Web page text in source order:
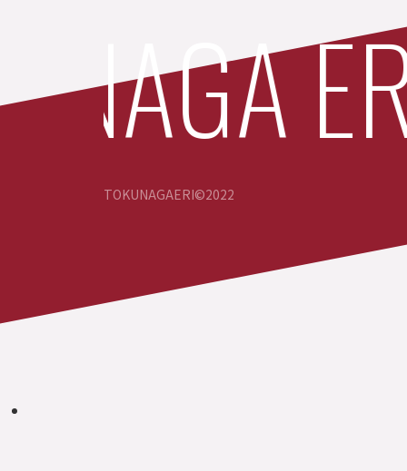
TOKUNAGAERI©️2022